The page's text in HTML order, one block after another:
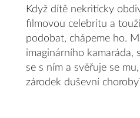
Když dítě nekriticky
filmovou celebritu a
podobat, chápeme ho.
imaginárního kamaráda,
se s ním a svěřuje se
zárodek duševní